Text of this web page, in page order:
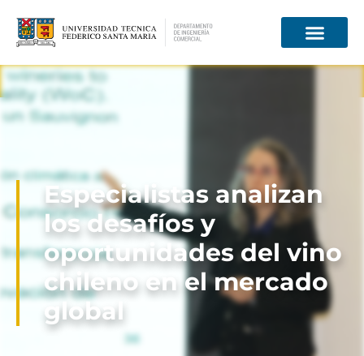
Especialistas analizan
los desafíos y
oportunidades del vino
chileno en el mercado
global